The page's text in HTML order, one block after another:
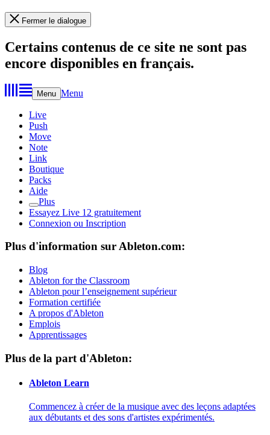
Fermer le dialogue
Certains contenus de ce site ne sont pas
encore disponibles en français.
Menu Menu
Live
Push
Move
Note
Link
Boutique
Packs
Aide
Plus
Essayez Live 12 gratuitement
Connexion ou Inscription
Plus d'information sur Ableton.com:
Blog
Ableton for the Classroom
Ableton pour l’enseignement supérieur
Formation certifiée
A propos d'Ableton
Emplois
Apprentissages
Plus de la part d'Ableton:
Ableton Learn
Commencez à créer de la musique avec des leçons adaptées
aux débutants et des sons d'artistes expérimentés.